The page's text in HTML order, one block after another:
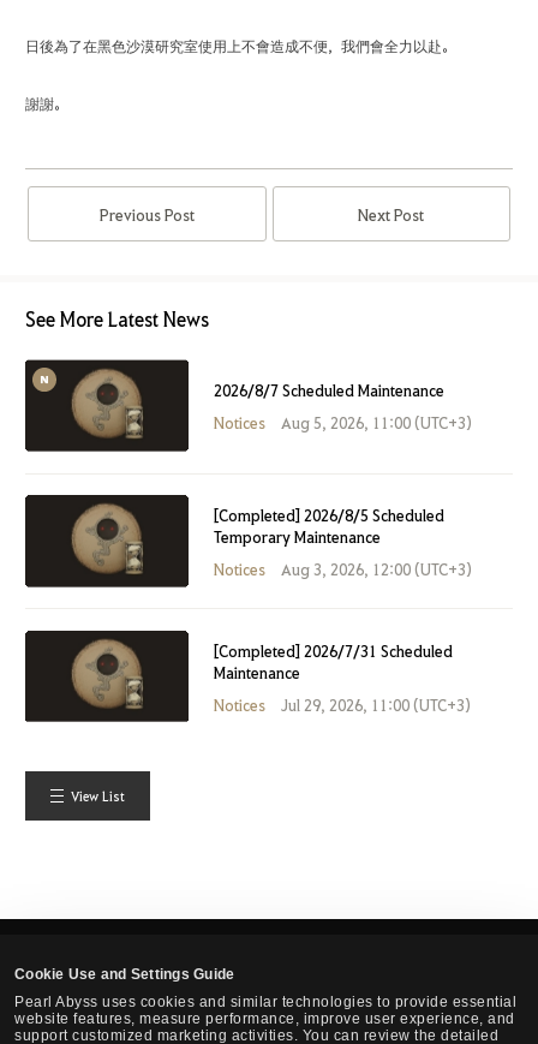
Cookie Use and Settings Guide
Pearl Abyss uses cookies and similar technologies to provide essential
website features, measure performance, improve user experience, and
support customized marketing activities. You can review the detailed
日後為了在黑色沙漠研究室使用上不會造成不便，我們會全力以赴。
謝謝。
Previous Post Next Post
See More Latest News
2026/8/7 Scheduled Maintenance
Notices
Aug 5, 2026, 11:00 (UTC+3)
[Completed] 2026/8/5 Scheduled
Temporary Maintenance
Notices
Aug 3, 2026, 12:00 (UTC+3)
[Completed] 2026/7/31 Scheduled
Maintenance
Notices
Jul 29, 2026, 11:00 (UTC+3)
View List
English